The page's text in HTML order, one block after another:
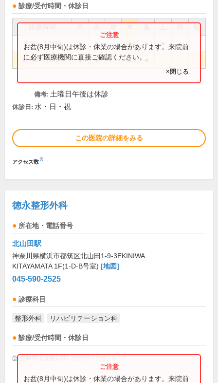
診療/受付時間・休診日
祝
9:30～12:30 ● ● ● ●
14:30～18:00 ● ● ●
お盆(8月中旬)は休診・休業の場合があります。来院前
に必ず医療機関に直接ご確認ください。
×閉じる
備考: 土曜日午後は休診
休診日: 水・日・祝
この医院の詳細をみる
アクセス数※
徳永整形外科
所在地・電話番号
北山田駅
神奈川県横浜市都筑区北山田1-9-3EKINIWA
KITAYAMATA 1F(1-D-B号室) [地図]
045-590-2525
診療科目
整形外科 リハビリテーション科
診療/受付時間・休診日
(診療時間は直接お問い合わせください)
お盆(8月中旬)は休診・休業の場合があります。来院前